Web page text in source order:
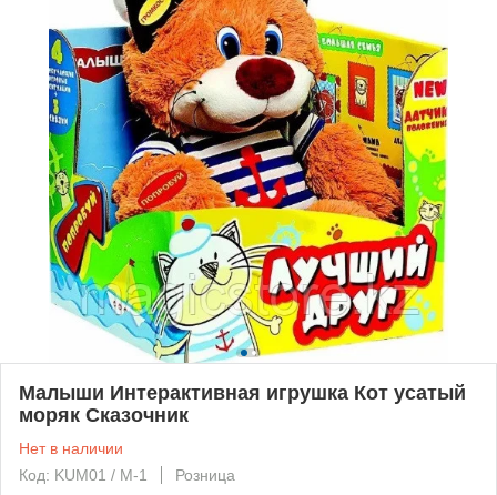
Малыши Интерактивная игрушка Кот усатый
моряк Сказочник
Нет в наличии
Код: KUM01 / M-1
Розница